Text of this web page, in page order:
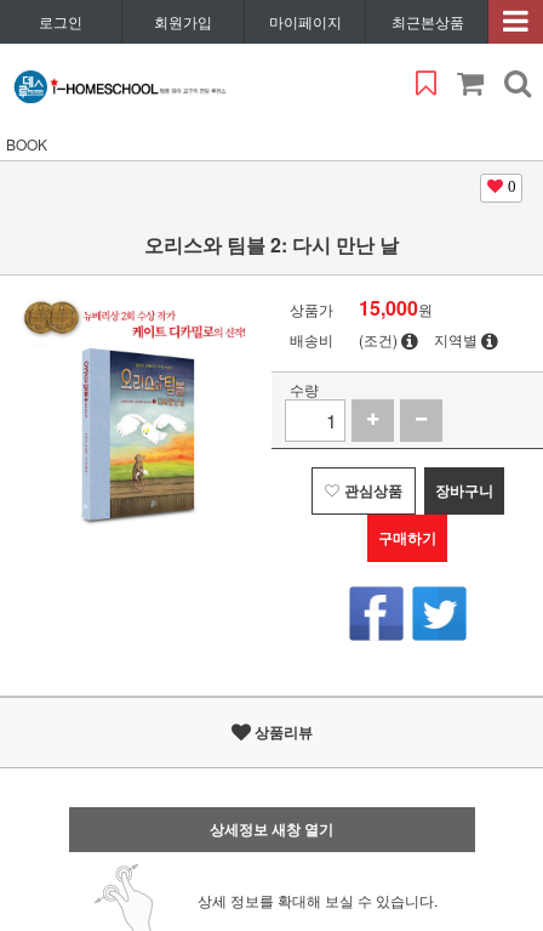
로그인 회원가입 마이페이지 최근본상품
BOOK
0
오리스와 팀블 2: 다시 만난 날
상품가 15,000원
배송비
(조건) 지역별
수량
관심상품 장바구니
구매하기
상품리뷰
상세정보 새창 열기
상세 정보를 확대해 보실 수 있습니다.